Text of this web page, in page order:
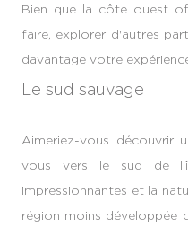
Bien que la côte ouest
faire, explorer d'autres
davantage votre
Le sud sauvage
Aimeriez-vous découvrir
vous vers le sud de
impressionnantes et la
région moins développée